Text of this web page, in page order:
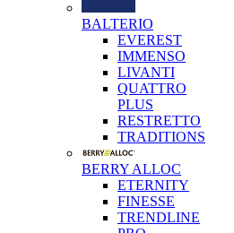
BALTERIO
EVEREST
IMMENSO
LIVANTI
QUATTRO
PLUS
RESTRETTO
TRADITIONS
BERRY ALLOC
ETERNITY
FINESSE
TRENDLINE